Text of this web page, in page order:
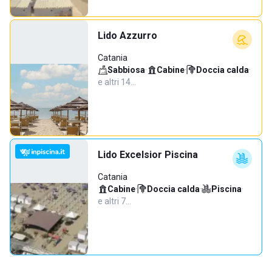
Lido Azzurro
Catania
Sabbiosa· Cabine· Doccia calda·
e altri 14…
Lido Excelsior Piscina
Catania
Cabine· Doccia calda· Piscina·
e altri 7…